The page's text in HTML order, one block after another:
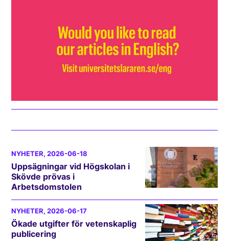
NYHETER, 2026-06-18
Uppsägningar vid Högskolan i
Skövde prövas i
Arbetsdomstolen
NYHETER, 2026-06-17
Ökade utgifter för vetenskaplig
publicering